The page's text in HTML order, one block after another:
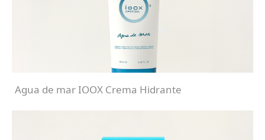
Agua de mar IOOX Crema Hidrante